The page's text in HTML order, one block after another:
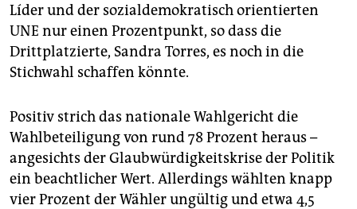
Líder und der sozialdemokratisch orientierten
UNE nur einen Prozentpunkt, so dass die
Drittplatzierte, Sandra Torres, es noch in die
Stichwahl schaffen könnte.
Positiv strich das nationale Wahlgericht die
Wahlbeteiligung von rund 78 Prozent heraus –
angesichts der Glaubwürdigkeitskrise der Politik
ein beachtlicher Wert. Allerdings wählten knapp
vier Prozent der Wähler ungültig und etwa 4,5